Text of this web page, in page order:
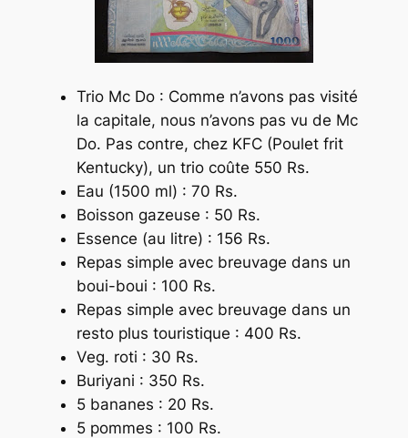
Trio Mc Do : Comme n’avons pas visité
la capitale, nous n’avons pas vu de Mc
Do. Pas contre, chez KFC (Poulet frit
Kentucky), un trio coûte 550 Rs.
Eau (1500 ml) : 70 Rs.
Boisson gazeuse : 50 Rs.
Essence (au litre) : 156 Rs.
Repas simple avec breuvage dans un
boui-boui : 100 Rs.
Repas simple avec breuvage dans un
resto plus touristique : 400 Rs.
Veg. roti : 30 Rs.
Buriyani : 350 Rs.
5 bananes : 20 Rs.
5 pommes : 100 Rs.